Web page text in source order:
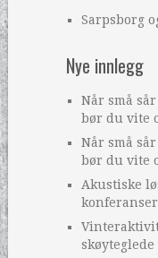
Sarpsborg
Nye innlegg
Når små
bør du vite
Når små
bør du vite
Akustiske